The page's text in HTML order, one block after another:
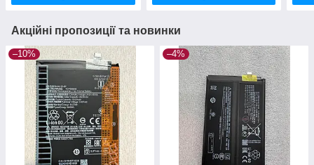
Акційні пропозиції та новинки
–10% –4%